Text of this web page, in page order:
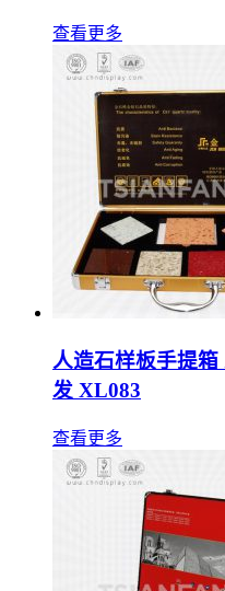
查看更多
人造石样板手提
发 XL083
查看更多